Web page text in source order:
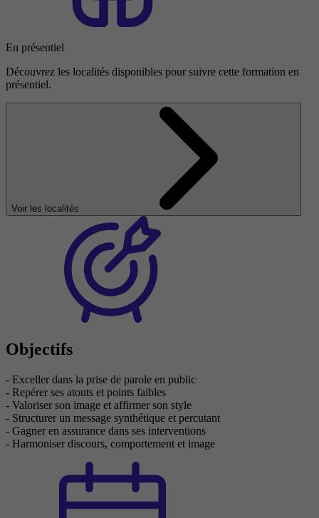
En présentiel
Découvrez les localités disponibles pour suivre cette formation en
présentiel.
Voir les localités
Objectifs
- Exceller dans la prise de parole en public
- Repérer ses atouts et points faibles
- Valoriser son image et affirmer son style
- Structurer un message synthétique et percutant
- Gagner en assurance dans ses interventions
- Harmoniser discours, comportement et image